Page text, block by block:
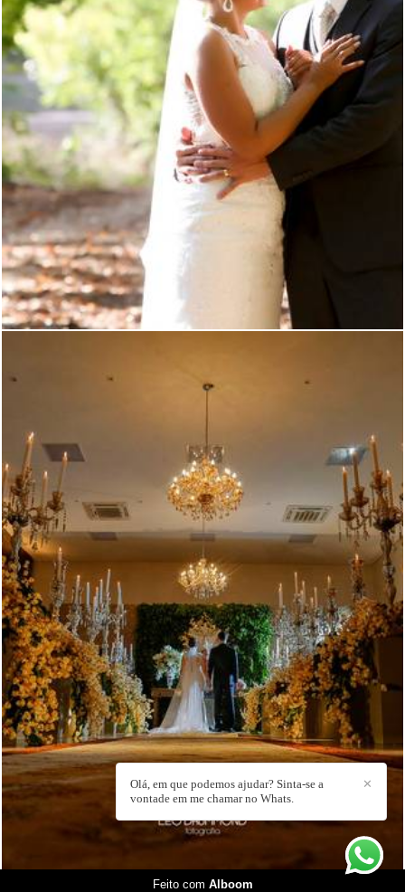
4620 158
2908 2
✕
Olá, em que podemos ajudar? Sinta-se a
vontade em me chamar no Whats.
Feito com Alboom